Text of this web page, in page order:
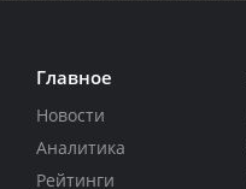
Главное
Новости
Аналитика
Рейтинги